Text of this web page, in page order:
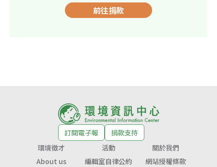
前往捐款
訂閱電子報
捐款支持
環境徵才
活動
關於我們
About us
編輯室自律公約 網站授權條款